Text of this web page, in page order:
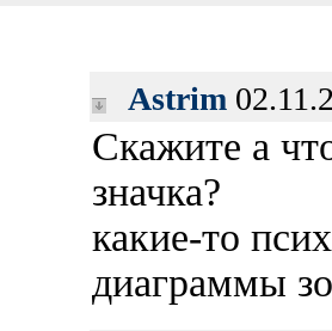
Astrim
Скажите а
значка?
какие-то
диаграммы